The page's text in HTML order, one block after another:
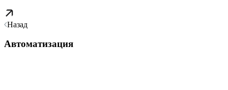
Назад
Автоматизация